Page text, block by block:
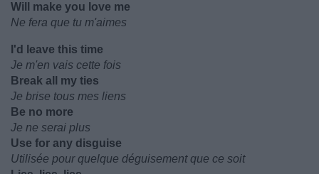
Will make you love me
Ne fera que tu m'aimes
I'd leave this time
Je m'en vais cette fois
Break all my ties
Je brise tous mes liens
Be no more
Je ne serai plus
Use for any disguise
Utilisée pour quelque déguisement que ce soit